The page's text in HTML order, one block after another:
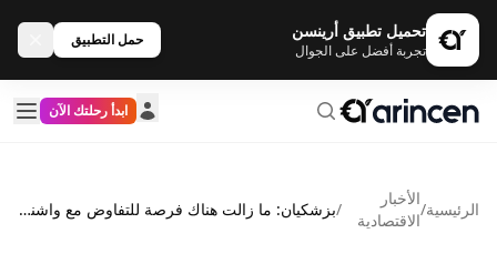
تحميل تطبيق أرينسن
تجربة أفضل على الجوال
حمل التطبيق
ابدأ رحلتك الآن
الرئيسية/
الأخبار
الاقتصادية
/ بزشكيان: ما زالت هناك فرصة للتفاوض مع واشنطن رغم انعدام الثقة